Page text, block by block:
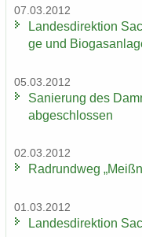
07.03.2012
Lan­des­di­rek­ti­on
ge und
05.03.2012
Sa­nie­rung des
ab­ge­schlos­sen
02.03.2012
Rad­rund­weg
01.03.2012
Lan­des­di­rek­ti­on